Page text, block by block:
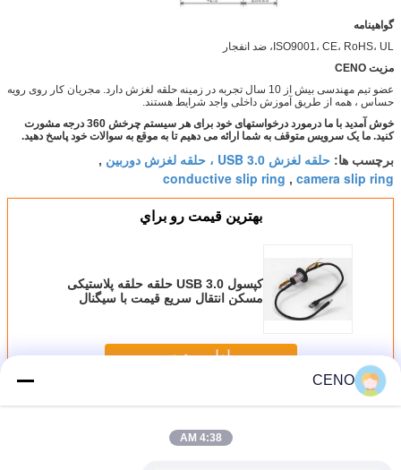
گواهینامه
ISO9001، CE، RoHS، UL، ضد انفجار
مزیت CENO
عضو تیم مهندسی بیش از 10 سال تجربه در زمینه حلقه لغزش دارد. مجریان کار روی رویه
حساس ، همه از طریق آموزش داخلی واجد شرایط هستند.
خوش آمدید با ما درمورد درخواستهای خود برای هر سیستم چرخش 360 درجه مشورت
کنید. ما یک سرویس متوقف به شما ارائه می دهیم تا به موقع به سوالات خود پاسخ دهید.
برچسب ها: حلقه لغزش USB 3.0 ، حلقه لغزش دوربین ,
camera slip ring
,
conductive slip ring
بهترين قيمت رو براي
کپسول USB 3.0 حلقه حلقه پلاستیکی
مسکن انتقال سریع قیمت با سیگنال
ادامه هید
بیشحلقه لغزش USB
CENO
4:38 AM